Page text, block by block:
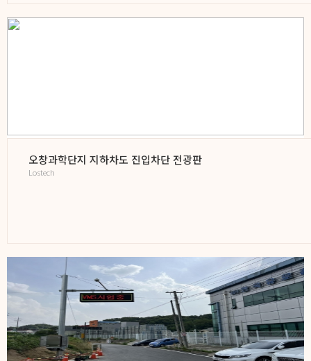
오창과학단지 지하차도 진입차단 전광판
Lostech